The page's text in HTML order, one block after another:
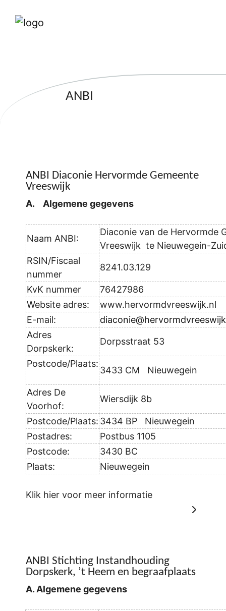
ANBI
ANBI Diaconie Hervormde Gemeente
Vreeswijk
A. Algemene gegevens
Naam ANBI:
Diaconie van de Hervormde
Vreeswijk te Nieuwegein-
RSIN/Fiscaal
nummer
8241.03.129
KvK nummer
76427986
Website adres:
www.hervormdvreeswijk.nl
E-mail:
Adres
Dorpskerk:
Dorpsstraat 53
Postcode/Plaats:
3433 CM Nieuwegein
Adres De
Voorhof:
Wiersdijk 8b
Postcode/Plaats: 3434 BP Nieuwegein
Postadres:
Postbus 1105
Postcode:
3430 BC
Plaats:
Nieuwegein
Klik hier voor meer informatie
ANBI Stichting Instandhouding
Dorpskerk, ’t Heem en begraafplaats
A. Algemene gegevens